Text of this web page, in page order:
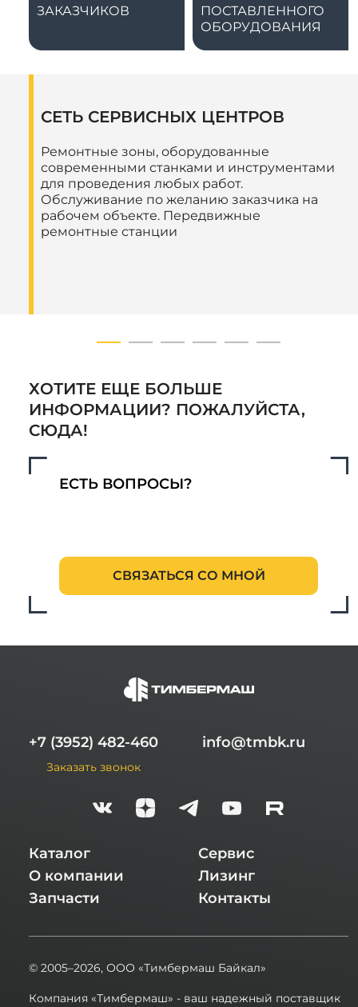
ЗАКАЗЧИКОВ
ПОСТАВЛЕННОГО
ОБОРУДОВАНИЯ
СЕТЬ СЕРВИСНЫХ ЦЕНТРОВ
Ремонтные зоны, оборудованные
современными станками и инструментами
для проведения любых работ.
Обслуживание по желанию заказчика на
рабочем объекте. Передвижные
ремонтные станции
ХОТИТЕ ЕЩЕ БОЛЬШЕ
ИНФОРМАЦИИ? ПОЖАЛУЙСТА,
СЮДА!
ЕСТЬ ВОПРОСЫ?
СВЯЗАТЬСЯ СО МНОЙ
+7 (3952) 482-460
Заказать звонок
info@tmbk.ru
Каталог
О компании
Запчасти
Сервис
Лизинг
Контакты
© 2005–2026, ООО «Тимбермаш Байкал»
Компания «Тимбермаш» - ваш надежный поставщик